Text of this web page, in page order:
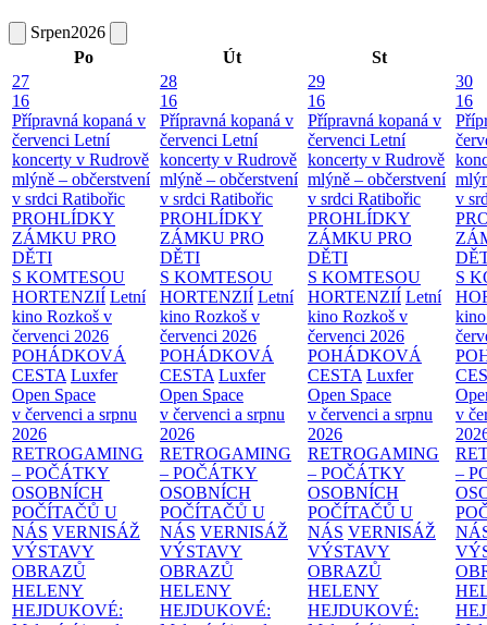
Srpen2026
Po
Út
St
27
16
Přípravná kopaná v
červenci Letní
koncerty v Rudrově
mlýně – občerstvení
v srdci Ratibořic
PROHLÍDKY
ZÁMKU PRO
DĚTI
S KOMTESOU
HORTENZIÍ Letní
kino Rozkoš v
červenci 2026
POHÁDKOVÁ
CESTA Luxfer
Open Space
v červenci a srpnu
2026
RETROGAMING
– POČÁTKY
OSOBNÍCH
POČÍTAČŮ U
NÁS VERNISÁŽ
VÝSTAVY
OBRAZŮ
HELENY
HEJDUKOVÉ:
28
16
Přípravná kopaná v
červenci Letní
koncerty v Rudrově
mlýně – občerstvení
v srdci Ratibořic
PROHLÍDKY
ZÁMKU PRO
DĚTI
S KOMTESOU
HORTENZIÍ Letní
kino Rozkoš v
červenci 2026
POHÁDKOVÁ
CESTA Luxfer
Open Space
v červenci a srpnu
2026
RETROGAMING
– POČÁTKY
OSOBNÍCH
POČÍTAČŮ U
NÁS VERNISÁŽ
VÝSTAVY
OBRAZŮ
HELENY
HEJDUKOVÉ:
29
16
Přípravná kopaná v
červenci Letní
koncerty v Rudrově
mlýně – občerstvení
v srdci Ratibořic
PROHLÍDKY
ZÁMKU PRO
DĚTI
S KOMTESOU
HORTENZIÍ Letní
kino Rozkoš v
červenci 2026
POHÁDKOVÁ
CESTA Luxfer
Open Space
v červenci a srpnu
2026
RETROGAMING
– POČÁTKY
OSOBNÍCH
POČÍTAČŮ U
NÁS VERNISÁŽ
VÝSTAVY
OBRAZŮ
HELENY
HEJDUKOVÉ:
30
16
v
S
v
–